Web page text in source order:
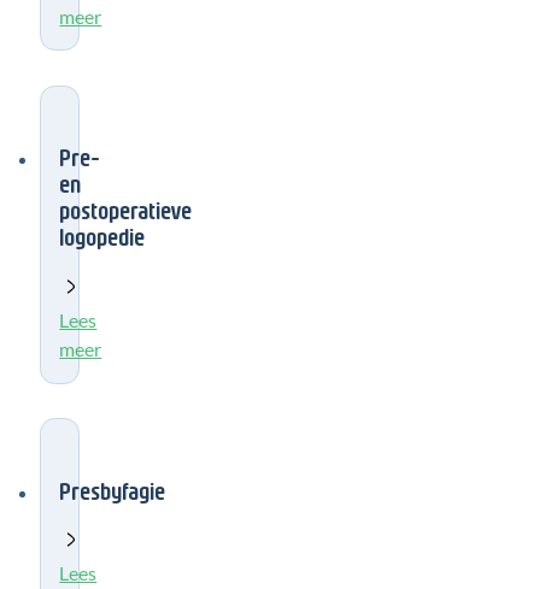
meer
Pre-
en
postoperatieve
logopedie
Lees
meer
Presbyfagie
Lees